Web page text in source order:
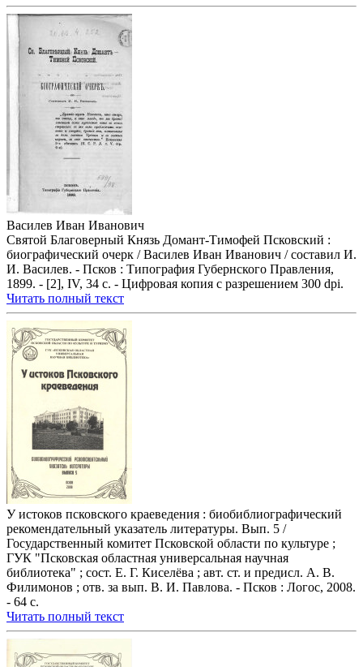
Василев Иван Иванович
Святой Благоверный Князь Домант-Тимофей Псковский :
биографический очерк / Василев Иван Иванович / составил И.
И. Василев. - Псков : Типография Губернского Правления,
1899. - [2], IV, 34 с. - Цифровая копия с разрешением 300 dpi.
Читать полный текст
У истоков псковского краеведения : биобиблиографический
рекомендательный указатель литературы. Вып. 5 /
Государственный комитет Псковской области по культуре ;
ГУК "Псковская областная универсальная научная
библиотека" ; сост. Е. Г. Киселёва ; авт. ст. и предисл. А. В.
Филимонов ; отв. за вып. В. И. Павлова. - Псков : Логос, 2008.
- 64 с.
Читать полный текст